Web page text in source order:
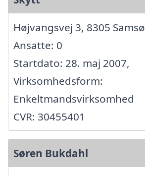
Højvangsvej 3, 8305 Samsø
Ansatte: 0
Startdato: 28. maj 2007,
Virksomhedsform:
Enkeltmandsvirksomhed
CVR: 30455401
Søren Bukdahl